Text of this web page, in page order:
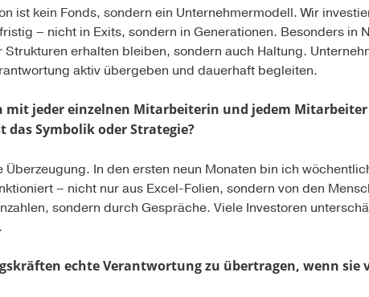
ist kein Fonds, sondern ein Unternehmermodell. Wir
– nicht in Exits, sondern in Generationen. Besonders in
erhalten bleiben, sondern auch Haltung.
aktiv übergeben und dauerhaft begleiten.
mit jeder einzelnen Mitarbeiterin und jedem
Symbolik oder Strategie?
Überzeugung. In den ersten neun Monaten bin ich
– nicht nur aus Excel-Folien, sondern von den
sondern durch Gespräche. Viele Investoren
echte Verantwortung zu übertragen, wenn sie